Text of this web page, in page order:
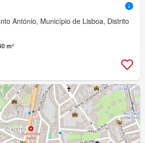
António, Município de Lisboa, Distrito
m²